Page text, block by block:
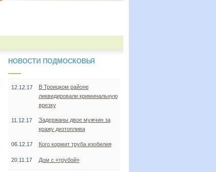
НОВОСТИ ПОДМОСКОВЬЯ
12.12.17
В Троицком районе
ликвидировали криминальную
врезку
11.12.17
Задержаны двое мужчин за
кражу дизтоплива
06.12.17 Кого кормит труба изобилия
20.11.17 Дом с «трубой»